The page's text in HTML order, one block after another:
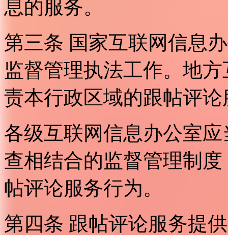
息的服务。
第三条 国家互联网信息
监督管理执法工作。地
责本行政区域的跟帖评
各级互联网信息办公室
查相结合的监督管理制
帖评论服务行为。
第四条 跟帖评论服务提